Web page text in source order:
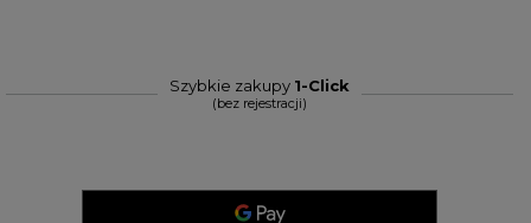
Szybkie zakupy 1-Click
(bez rejestracji)